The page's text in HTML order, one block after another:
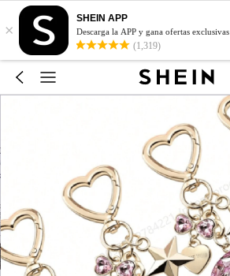
×
SHEIN APP
Descarga la APP y gana ofertas exclusivas
(1,319)